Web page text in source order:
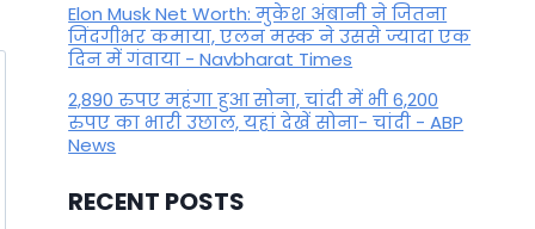
Elon Musk Net Worth: मुकेश अंबानी ने जितना
जिंदगीभर कमाया, एलन मस्क ने उससे ज्यादा एक
दिन में गंवाया - Navbharat Times
2,890 रुपए महंगा हुआ सोना, चांदी में भी 6,200
रुपए का भारी उछाल, यहां देखें सोना- चांदी - ABP
News
RECENT POSTS